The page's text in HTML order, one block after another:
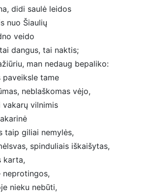
didi saulė leidos
nuo Šiaulių
veido
dangus, tai naktis;
man nedaug bepaliko:
paveiksle tame
neblaškomas vėjo,
vakarų vilnimis
taip giliai nemylės,
spinduliais iškaišytas,
karta,
neprotingos,
nieku nebūti,